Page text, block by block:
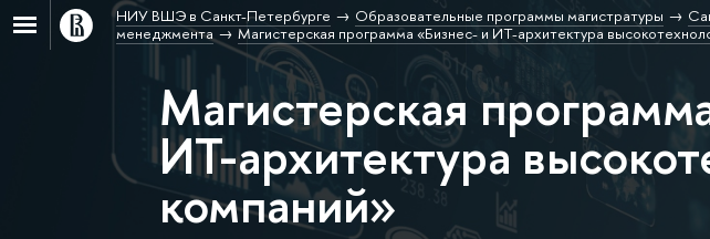
НИУ ВШЭ в Санкт-Петербурге Образовательные программы магистратуры
менеджмента
Магистерская программа «Бизнес- и ИТ-архитектура
Магистерская
ИТ-архитектура
компаний»